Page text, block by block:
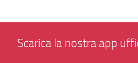
Scarica la nostra app